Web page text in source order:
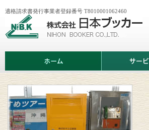
会
日
ッ
カ
適格請求書発行事業者登録番号 T8010001062460
ム
ビ
案
内